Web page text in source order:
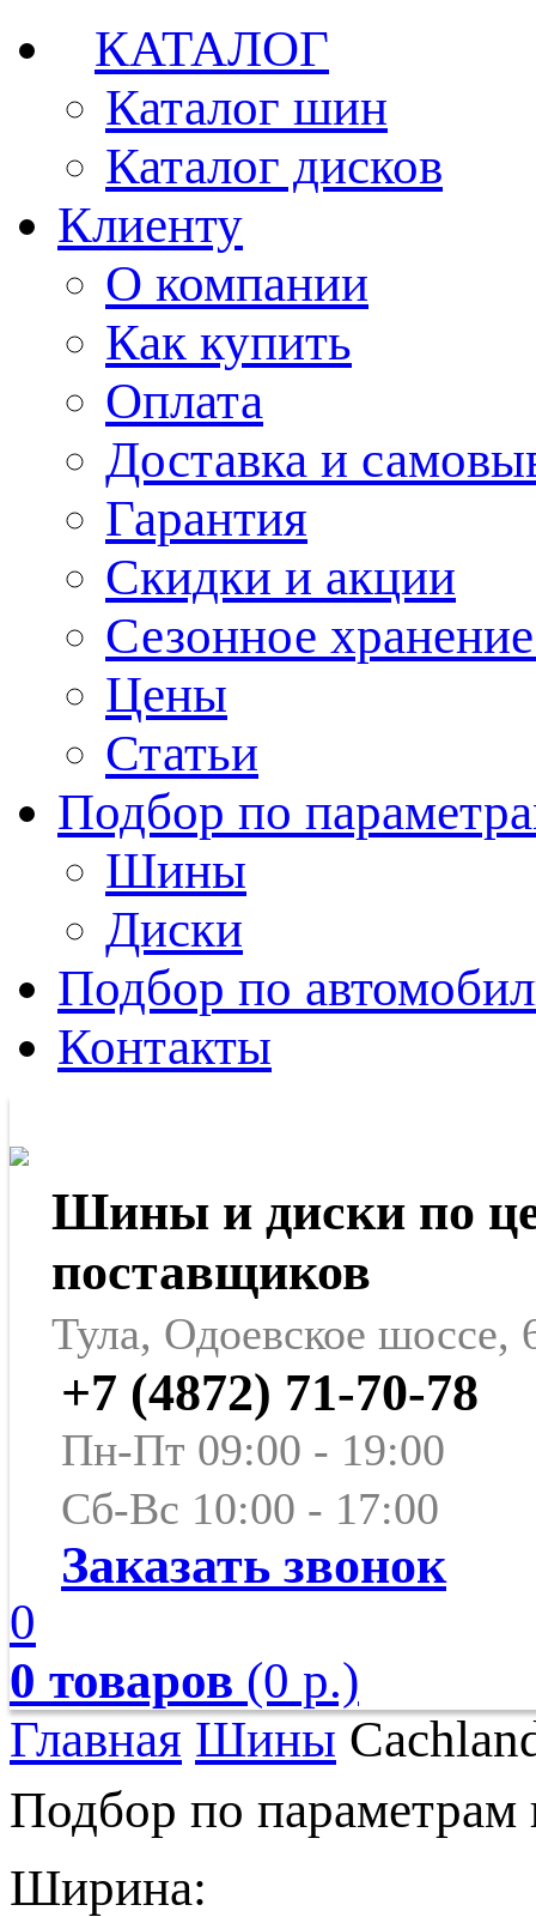
КАТАЛОГ
Каталог шин
Каталог дисков
Клиенту
О компании
Как купить
Оплата
Доставка и
Гарантия
Скидки и акции
Сезонное
Цены
Статьи
Подбор по
Шины
Диски
Подбор по
Контакты
Шины и диски по
поставщиков
Тула, Одоевское шоссе,
+7 (4872) 71-70-78
Пн-Пт 09:00 - 19:00
Сб-Вс 10:00 - 17:00
Заказать звонок
0
0 товаров (0 р.)
Главная Шины
Подбор по
Ширина: